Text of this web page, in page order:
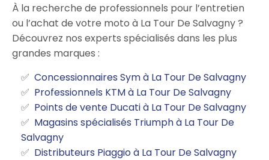
À la recherche de professionnels pour l’entretien
ou l’achat de votre moto à La Tour De Salvagny ?
Découvrez nos experts spécialisés dans les plus
grandes marques :
Concessionnaires Sym à La Tour De Salvagny
Professionnels KTM à La Tour De Salvagny
Points de vente Ducati à La Tour De Salvagny
Magasins spécialisés Triumph à La Tour De
Salvagny
Distributeurs Piaggio à La Tour De Salvagny